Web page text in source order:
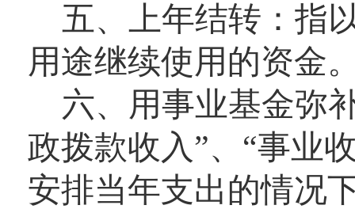
五、上年结转： 指
用途继续使用的资金
六、用事业基金弥
政拨款收入”、“事业
安排当年支出的情况